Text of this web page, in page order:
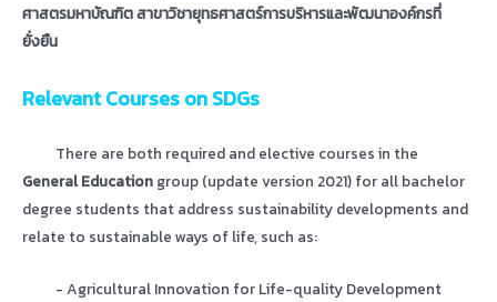
ศาสตรมหาบัณฑิต สาขาวิชายุทธศาสตร์การบริหารและพัฒนาองค์กรที่
ยั่งยืน
Relevant Courses on SDGs
There are both required and elective courses in the
General Education group (update version 2021) for all bachelor
degree students that address sustainability developments and
relate to sustainable ways of life, such as:
- Agricultural Innovation for Life-quality Development